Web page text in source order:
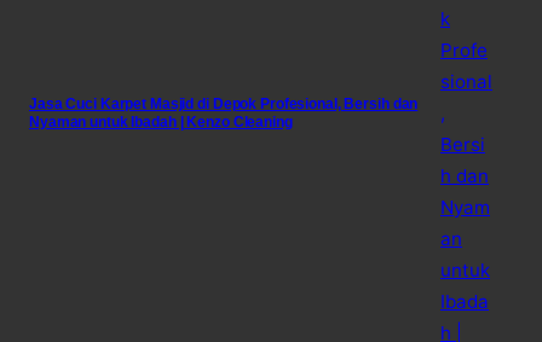
Jasa Cuci Karpet Masjid di Depok Profesional, Bersih dan
Nyaman untuk Ibadah | Kenzo Cleaning